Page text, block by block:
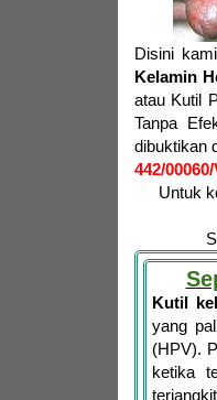
Disini kami
Kelamin
atau Kutil
Tanpa
dibuktikan
442/00060/
Untuk
Kutil
yang
(HPV).
ketika